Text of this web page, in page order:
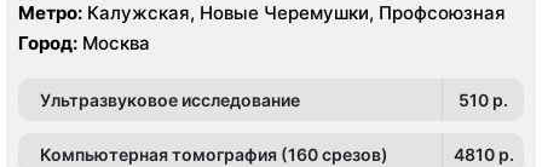
Метро: Калужская, Новые Черемушки, Профсоюзная
Город: Москва
Ультразвуковое исследование 510 p.
Компьютерная томография (160 срезов) 4810 p.